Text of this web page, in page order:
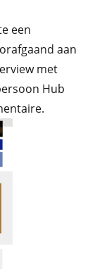
een
aan
met
Hub